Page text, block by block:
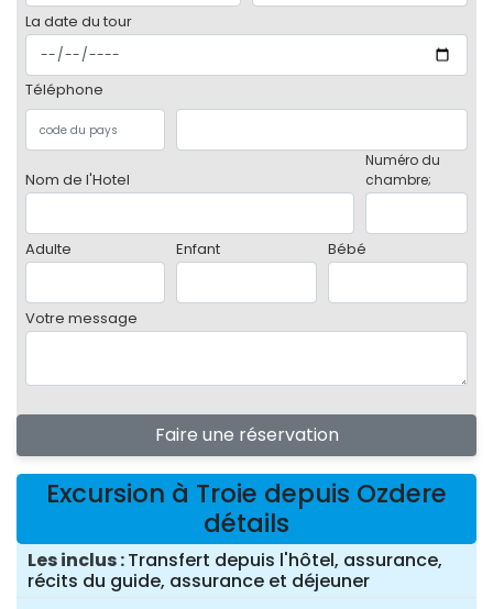
La date du tour
Téléphone
Nom de l'Hotel
Numéro du
chambre;
Adulte Enfant Bébé
Votre message
Faire une réservation
Excursion à Troie depuis Ozdere
détails
Les inclus Transfert depuis l'hôtel, assurance,
récits du guide, assurance et déjeuner